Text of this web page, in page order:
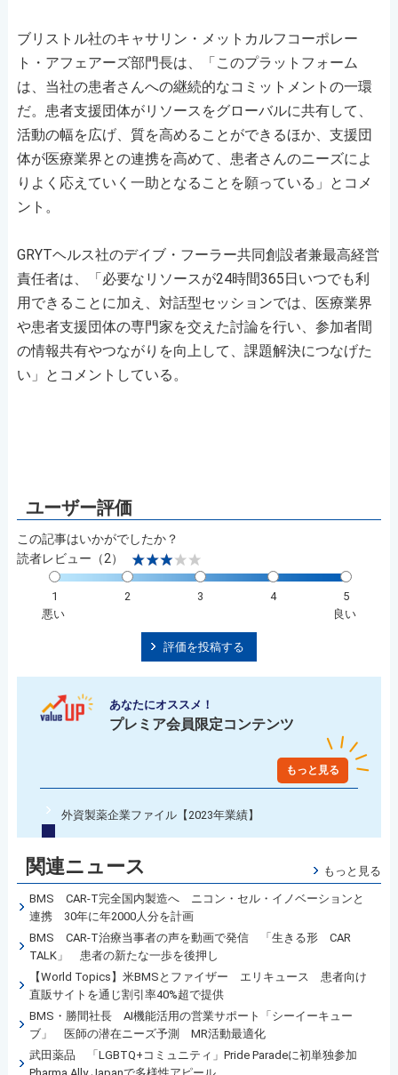
ブリストル社のキャサリン・メットカルフコーポレー
ト・アフェアーズ部門長は、「このプラットフォーム
は、当社の患者さんへの継続的なコミットメントの一環
だ。患者支援団体がリソースをグローバルに共有して、
活動の幅を広げ、質を高めることができるほか、支援団
体が医療業界との連携を高めて、患者さんのニーズによ
りよく応えていく一助となることを願っている」とコメ
ント。
GRYTヘルス社のデイブ・フーラー共同創設者兼最高経営
責任者は、「必要なリソースが24時間365日いつでも利
用できることに加え、対話型セッションでは、医療業界
や患者支援団体の専門家を交えた討論を行い、参加者間
の情報共有やつながりを向上して、課題解決につなげた
い」とコメントしている。
この記事はいかがでしたか？
読者レビュー（2）
1 2 3 4
5
悪い
良い
評価を投稿する
あなたにオススメ！
プレミア会員限定コンテンツ
もっと見る
外資製薬企業ファイル【2023年業績】
関連ニュース もっと見る
BMS CAR-T完全国内製造へ ニコン・セル・イノベーションと
連携 30年に年2000人分を計画
BMS CAR-T治療当事者の声を動画で発信 「生きる形 CAR
TALK」 患者の新たな一歩を後押し
【World Topics】米BMSとファイザー エリキュース 患者向け
直販サイトを通じ割引率40%超で提供
BMS・勝間社長 AI機能活用の営業サポート「シーイーキュー
ブ」 医師の潜在ニーズ予測 MR活動最適化
武田薬品 「LGBTQ+コミュニティ」Pride Paradeに初単独参加